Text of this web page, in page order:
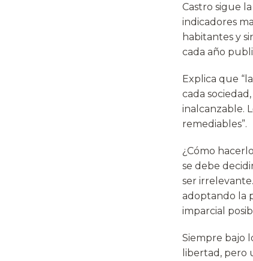
Castro sigue
indicadores
habitantes y
cada año
Explica que
cada
inalcanzable.
remediables”.
¿Cómo
se debe
ser
adoptando la
imparcial
Siempre bajo
libertad, pero